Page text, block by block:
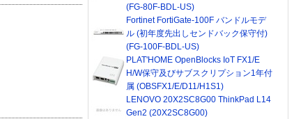
(FG-80F-BDL-US)
Fortinet FortiGate-100F バンドルモデ
ル (初年度先出しセンドバック保守付)
(FG-100F-BDL-US)
PLAT'HOME OpenBlocks IoT FX1/E
H/W保守及びサブスクリプション1年付
属 (OBSFX1/E/D11/H1S1)
LENOVO 20X2SC8G00 ThinkPad L14
Gen2 (20X2SC8G00)